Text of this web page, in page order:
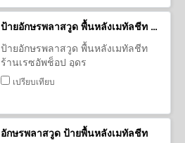
ป้ายอักษรพลาสวูด พื้นหลังเมทัลชีท ร้านเรซอัพช็อป อุดร
ป้ายอักษรพลาสวูด พื้นหลังเมทัลชีท
ร้านเรซอัพช็อป อุดร
เปรียบเทียบ
อักษรพลาสวูด ป้ายพื้นหลังเมทัลชีท